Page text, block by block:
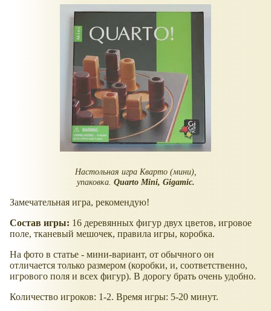
Настольная игра Кварто (мини),
упаковка. Quarto Mini, Gigamic.
Замечательная игра, рекомендую!
Состав игры: 16 деревянных фигур двух цветов, игровое
поле, тканевый мешочек, правила игры, коробка.
На фото в статье - мини-вариант, от обычного он
отличается только размером (коробки, и, соответственно,
игрового поля и всех фигур). В дорогу брать очень удобно.
Количество игроков: 1-2. Время игры: 5-20 минут.